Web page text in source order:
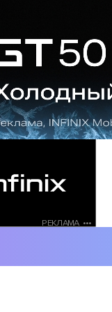
РЕКЛАМА •••